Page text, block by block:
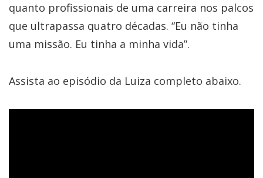
quanto profissionais de uma carreira nos palcos
que ultrapassa quatro décadas. “Eu não tinha
uma missão. Eu tinha a minha vida”.
Assista ao episódio da Luiza completo abaixo.